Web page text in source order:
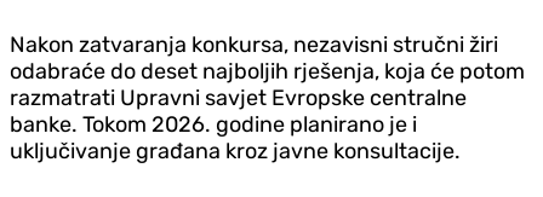
Nakon zatvaranja konkursa, nezavisni stručni žiri
odabraće do deset najboljih rješenja, koja će potom
razmatrati Upravni savjet Evropske centralne
banke. Tokom 2026. godine planirano je i
uključivanje građana kroz javne konsultacije.